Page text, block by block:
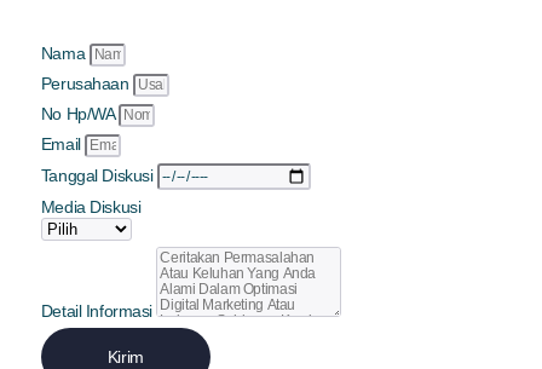
Nama
Perusahaan
No Hp/WA
Email
Tanggal Diskusi
Media Diskusi
Detail Informasi
Kirim